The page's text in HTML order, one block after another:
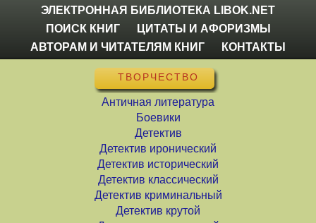
ЭЛЕКТРОННАЯ БИБЛИОТЕКА LIBOK.NET
ПОИСК КНИГ
ЦИТАТЫ И АФОРИЗМЫ
АВТОРАМ И ЧИТАТЕЛЯМ КНИГ
КОНТАКТЫ
ТВОРЧЕСТВО
Античная литература
Боевики
Детектив
Детектив иронический
Детектив исторический
Детектив классический
Детектив криминальный
Детектив крутой